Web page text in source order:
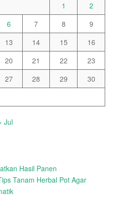
1
2
6 7 8
9
13 14 15
16
20 21 22
23
27 28 29
30
Jul
Hasil Panen
Tanam Herbal Pot Agar